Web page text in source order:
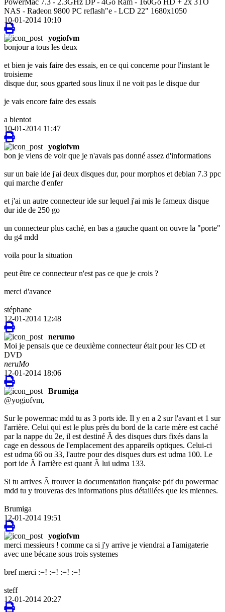
NAS - Radeon 9800 PC reflash"e - LCD 22" 1680x1050
10-01-2014 10:10
yogiofvm
bonjour a tous les deux
et bien je vais faire des essais, en ce qui concerne pour l'instant le
troisieme
disque dur, sous gparted sous linux il ne voit pas le disque dur
je vais encore faire des essais
a bientot
10-01-2014 11:47
yogiofvm
bon je viens de voir que je n'avais pas donné assez d'informations
sur un baie ide j'ai deux disques dur, pour morphos et debian 7.3 ppc
qui marche d'enfer
et j'ai un autre connecteur ide sur lequel j'ai mis le fameux disque
dur ide de 250 go
un connecteur plus caché, en bas a gauche quant on ouvre la "porte"
du g4 mdd
voila pour la situation
peut être ce connecteur n'est pas ce que je crois ?
merci d'avance
stéphane
12-01-2014 12:48
nerumo
Moi je pensais que ce deuxième connecteur était pour les CD et
DVD
neruMo
12-01-2014 18:06
Brumiga
@yogiofvm,
Sur le powermac mdd tu as 3 ports ide. Il y en a 2 sur l'avant et 1 sur
l'arrière. Celui qui est le plus près du bord de la carte mère est caché
par la nappe du 2e, il est destiné Ã des disques durs fixés dans la
cage en dessous de l'emplacement des appareils optiques. Celui-ci
est udma 66 ou 33, l'autre pour des disques durs est udma 100. Le
port ide Ã l'arrière est quant Ã lui udma 133.
Si tu arrives Ã trouver la documentation française pdf du powermac
mdd tu y trouveras des informations plus détaillées que les miennes.
Brumiga
12-01-2014 19:51
yogiofvm
merci messieurs ! comme ca si j'y arrive je viendrai a l'amigaterie
avec une bécane sous trois systemes
bref merci :=! :=! :=! :=!
steff
12-01-2014 20:27